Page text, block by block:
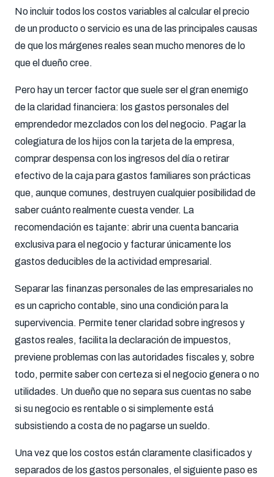
No incluir todos los costos variables al calcular el precio
de un producto o servicio es una de las principales causas
de que los márgenes reales sean mucho menores de lo
que el dueño cree.
Pero hay un tercer factor que suele ser el gran enemigo
de la claridad financiera: los gastos personales del
emprendedor mezclados con los del negocio. Pagar la
colegiatura de los hijos con la tarjeta de la empresa,
comprar despensa con los ingresos del día o retirar
efectivo de la caja para gastos familiares son prácticas
que, aunque comunes, destruyen cualquier posibilidad de
saber cuánto realmente cuesta vender. La
recomendación es tajante: abrir una cuenta bancaria
exclusiva para el negocio y facturar únicamente los
gastos deducibles de la actividad empresarial.
Separar las finanzas personales de las empresariales no
es un capricho contable, sino una condición para la
supervivencia. Permite tener claridad sobre ingresos y
gastos reales, facilita la declaración de impuestos,
previene problemas con las autoridades fiscales y, sobre
todo, permite saber con certeza si el negocio genera o no
utilidades. Un dueño que no separa sus cuentas no sabe
si su negocio es rentable o si simplemente está
subsistiendo a costa de no pagarse un sueldo.
Una vez que los costos están claramente clasificados y
separados de los gastos personales, el siguiente paso es